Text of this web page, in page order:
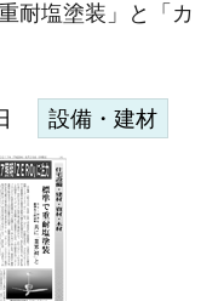
耐塩塗装」と「カ
設備・建材